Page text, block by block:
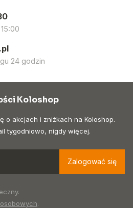
24 godzin
Koloshop
o akcjach i zniżkach na Koloshop.
tygodniowo, nigdy więcej.
Zalogować się
.